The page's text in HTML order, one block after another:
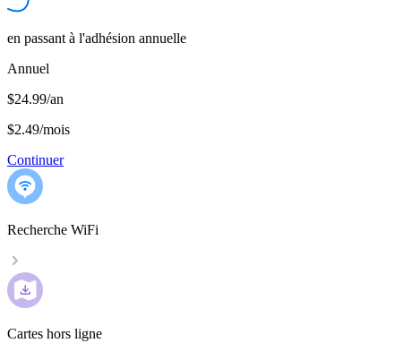
en passant à l'adhésion annuelle
Annuel
$24.99/an
$2.49/mois
Continuer
Recherche WiFi
Cartes hors ligne